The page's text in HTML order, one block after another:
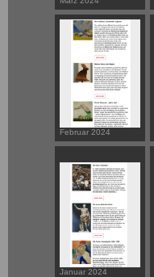
Februar 2024
Januar 2024